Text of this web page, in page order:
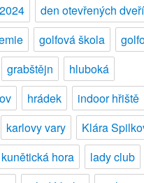
den otevřených dveří
golfová škola
grabštějn
hluboká
hrádek indoor hřiště
karlovy vary
Klára
kunětická hora lady club